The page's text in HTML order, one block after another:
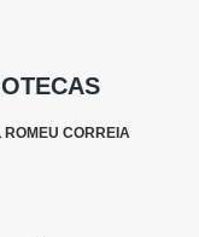
ROMEU CORREIA